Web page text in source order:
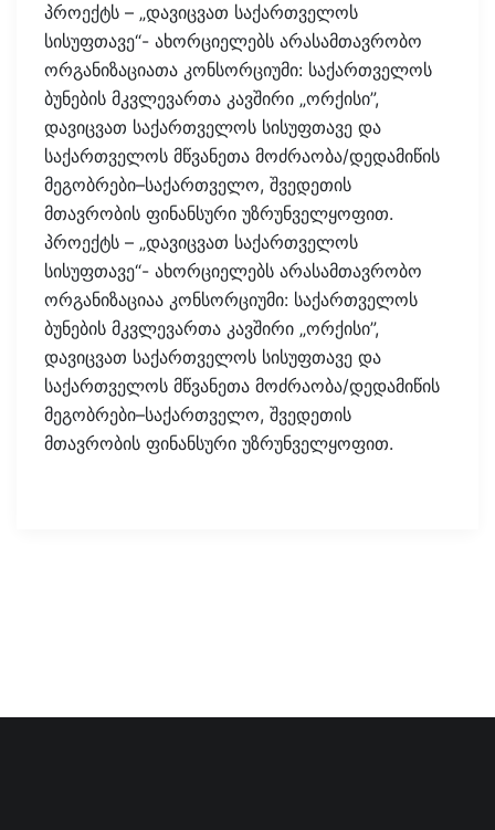
პროექტს – „დავიცვათ საქართველოს
სისუფთავე“- ახორციელებს არასამთავრობო
ორგანიზაციათა კონსორციუმი: საქართველოს
ბუნების მკვლევართა კავშირი „ორქისი”,
დავიცვათ საქართველოს სისუფთავე და
საქართველოს მწვანეთა მოძრაობა/დედამიწის
მეგობრები–საქართველო, შვედეთის
მთავრობის ფინანსური უზრუნველყოფით.
პროექტს – „დავიცვათ საქართველოს
სისუფთავე“- ახორციელებს არასამთავრობო
ორგანიზაციაა კონსორციუმი: საქართველოს
ბუნების მკვლევართა კავშირი „ორქისი”,
დავიცვათ საქართველოს სისუფთავე და
საქართველოს მწვანეთა მოძრაობა/დედამიწის
მეგობრები–საქართველო, შვედეთის
მთავრობის ფინანსური უზრუნველყოფით.